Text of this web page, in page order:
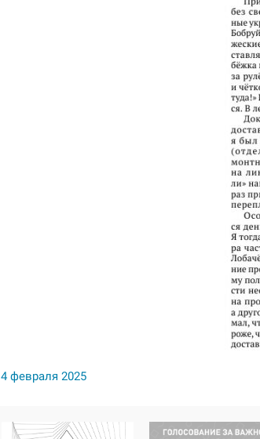
4 февраля 2025